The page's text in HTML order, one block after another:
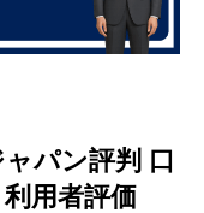
パン評判 口
用者評価